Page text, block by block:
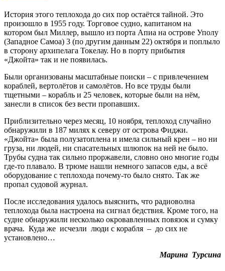
История этого теплохода до сих пор остаётся тайной. Это
произошло в 1955 году. Торговое судно, капитаном на
котором был Миллер, вышло из порта Апиа на острове Уполу
(Западное Самоа) 3 (по другим данным 22) октября и поплыло
в сторону архипелага Токелау. Но в порту прибытия
«Джойта» так и не появилась.
Были организованы масштабные поиски – с привлечением
кораблей, вертолётов и самолётов. Но все труды были
тщетными – корабль и 25 человек, которые были на нём,
занесли в список без вести пропавших.
Приблизительно через месяц, 10 ноября, теплоход случайно
обнаружили в 187 милях к северу от острова Фиджи.
«Джойта» была полузатоплена и имела сильный крен – но ни
груза, ни людей, ни спасательных шлюпок на ней не было.
Трубы судна так сильно проржавели, словно оно многие годы
где-то плавало. В трюме нашли немного запасов еды, а всё
оборудование с теплохода почему-то было снято. Так же
пропал судовой журнал.
После исследования удалось выяснить, что радиоволна
теплохода была настроена на сигнал бедствия. Кроме того, на
судне обнаружили несколько окровавленных повязок и сумку
врача. Куда же исчезли люди с корабля – до сих не
установлено…
Марина Турсина